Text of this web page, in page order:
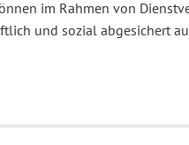
im Rahmen von
und sozial abgesichert